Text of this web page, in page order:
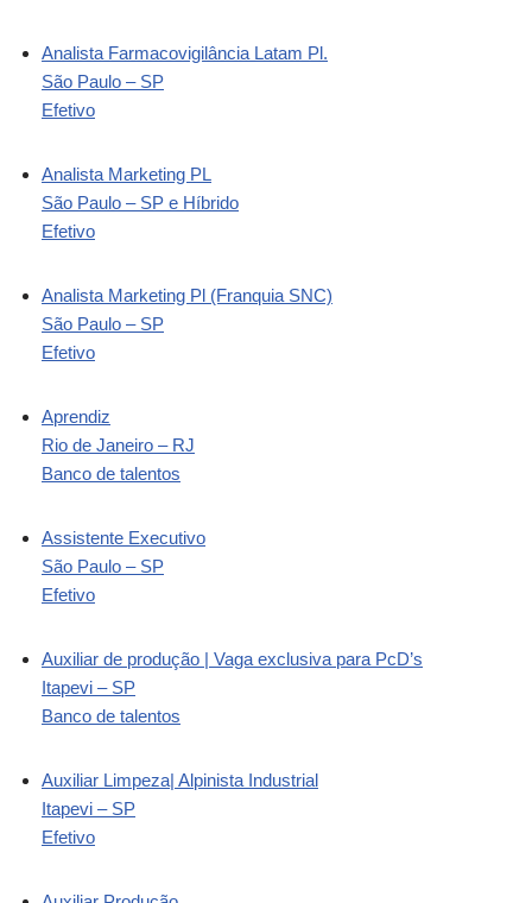
Analista Farmacovigilância Latam Pl.
São Paulo – SP
Efetivo
Analista Marketing PL
São Paulo – SP e Híbrido
Efetivo
Analista Marketing Pl (Franquia SNC)
São Paulo – SP
Efetivo
Aprendiz
Rio de Janeiro – RJ
Banco de talentos
Assistente Executivo
São Paulo – SP
Efetivo
Auxiliar de produção | Vaga exclusiva para PcD’s
Itapevi – SP
Banco de talentos
Auxiliar Limpeza| Alpinista Industrial
Itapevi – SP
Efetivo